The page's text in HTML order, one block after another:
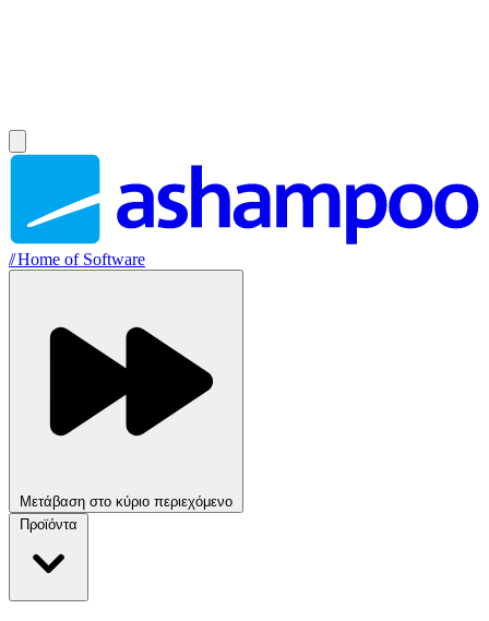
//Home of Software
Μετάβαση στο κύριο περιεχόμενο
Προϊόντα